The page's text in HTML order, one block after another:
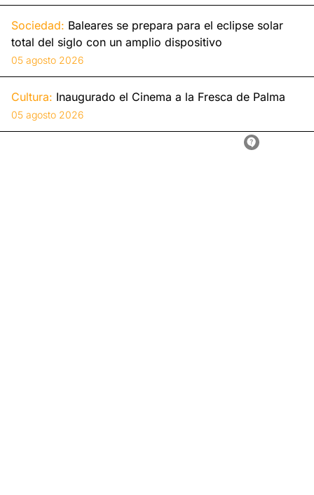
Sociedad: Baleares se prepara para el eclipse solar
total del siglo con un amplio dispositivo
05 agosto 2026
Cultura: Inaugurado el Cinema a la Fresca de Palma
05 agosto 2026